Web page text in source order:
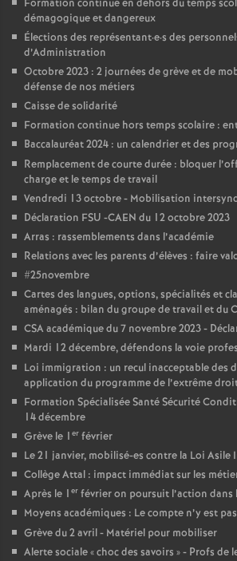
Formation continue en dehors du temps
démagogique et dangereux
Élections des représentant·e·s des
d’Administration
Octobre 2023 : 2 journées de grève et de
défense de nos métiers
Caisse de solidarité
Formation continue hors temps scolaire :
Baccalauréat 2024 : un calendrier et des
Remplacement de courte durée : bloquer
charge et le temps de travail
Vendredi 13 octobre - Mobilisation
Déclaration FSU -CAEN du 12 octobre 2023
Arras : rassemblements dans l’académie
Relations avec les parents d’élèves : faire
#25novembre
Cartes des langues, options, spécialités et
aménagés : bilan du groupe de travail et du
CSA académique du 7 novembre 2023 -
Mardi 12 décembre, défendons la voie
Loi immigration : un recul inacceptable des
application du programme de l’extrême
Formation Spécialisée Santé Sécurité
14 décembre
Grève le 1 er février
Le 21 janvier, mobilisé-es contre la Loi Asile
Collège Attal : impact immédiat sur les
Après le 1 er février on poursuit l’action dans
Moyens académiques : Le compte n’y est pas
Grève du 2 avril - Matériel pour mobiliser
Alerte sociale «choc des savoirs » - Profs de